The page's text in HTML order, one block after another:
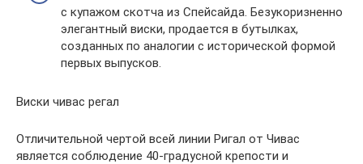
с купажом скотча из Спейсайда. Безукоризненно
элегантный виски, продается в бутылках,
созданных по аналогии с исторической формой
первых выпусков.
Виски чивас регал
Отличительной чертой всей линии Ригал от Чивас
является соблюдение 40-градусной крепости и